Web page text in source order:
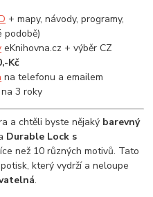
+ mapy, návody, programy,
podobě)
eKnihovna.cz + výběr CZ
Kč
na telefonu a emailem
na 3 roky
a chtěli byste nějaký barevný
Durable Lock s
než 10 různých motivů. Tato
který vydrží a neloupe
.